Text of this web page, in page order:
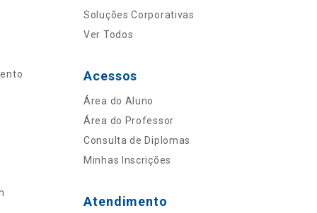
Soluções Corporativas
Ver Todos
Acessos
Área do Aluno
Área do Professor
Consulta de Diplomas
Minhas Inscrições
Atendimento